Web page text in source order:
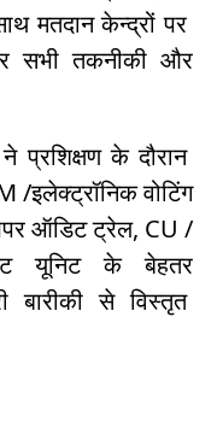
मतदान केन्द्रों पर
सभी तकनीकी और
प्रशिक्षण के दौरान
/इलेक्ट्रॉनिक वोटिंग
ऑडिट ट्रेल, CU /
यूनिट के बेहतर
बारीकी से विस्तृत